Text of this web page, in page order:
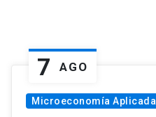
7 AGO
Microeconomía Aplicada